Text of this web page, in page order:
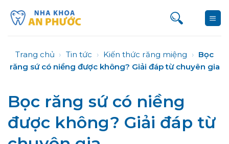
qua
Trang chủ › Tin tức › Kiến thức răng miệng › Bọc
răng sứ có niềng được không? Giải đáp từ chuyên gia
Bọc răng sứ có niềng
được không? Giải đáp từ